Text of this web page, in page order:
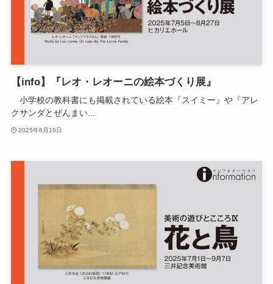
【info】『レオ・レオーニの絵本づくり展』
小学校の教科書にも掲載されている絵本『スイミー』や『アレ
クサンダとぜんまい...
2025年6月19日